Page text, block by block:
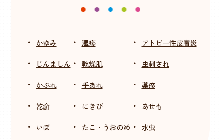
・ かゆみ
・ じんましん
・ かぶれ
・ 乾癬
・ いぼ
・ 湿疹
・ 乾燥肌
・ 手あれ
・ にきび
・ たこ・うおのめ
・ アトピー性皮膚炎
・ 虫刺され
・ 薬疹
・ あせも
・ 水虫